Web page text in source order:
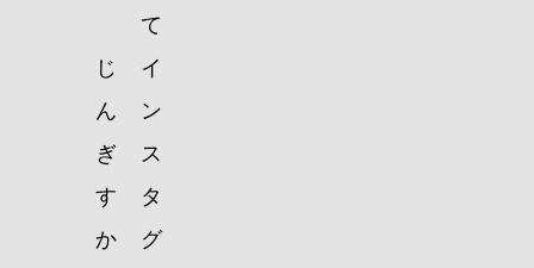
て
じ
ん
ぎ
す
か
イ
ン
ス
タ
グ